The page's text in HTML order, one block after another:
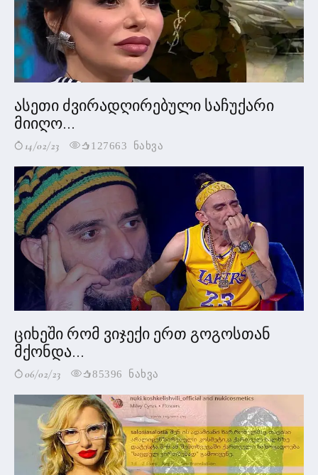
ასეთი ძვირადღირებული საჩუქარი
მიიღო...
14/02/23 127663 ნახვა
ციხეში რომ ვიჯექი ერთ გოგოსთან
მქონდა...
06/02/23 85396 ნახვა